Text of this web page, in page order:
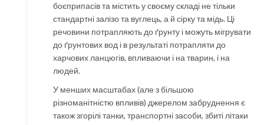
боєприпасів та містить у своєму складі не тільки
стандартні залізо та вуглець, а й сірку та мідь. Ці
речовини потрапляють до ґрунту і можуть мігрувати
до ґрунтових вод і в результаті потрапляти до
харчових ланцюгів, впливаючи і на тварин, і на
людей.
У менших масштабах (але з більшою
різноманітністю впливів) джерелом забруднення є
також згорілі танки, транспортні засоби, збиті літаки